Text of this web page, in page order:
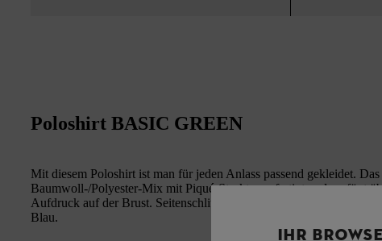
Poloshirt BASIC GREEN
Mit diesem Poloshirt ist man für jeden Anlass passend gekleidet.
Baumwoll-/Polyester-Mix mit Piqué-Struktur gefertigt und verfügt
Aufdruck auf der Brust. Seitenschlitze sorgen für eine optimale
Blau.
IHR